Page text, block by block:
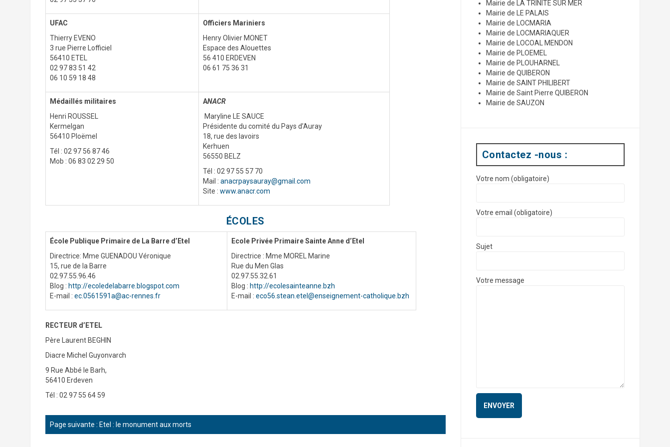
UFAC
Thierry EVENO
3 rue Pierre Lofficiel
56410 ETEL
02 97 83 51 42
06 10 59 18 48
Officiers Mariniers
Henry Olivier MONET
Espace des Alouettes
56 410 ERDEVEN
06 61 75 36 31
Médaillés militaires
Henri ROUSSEL
Kermelgan
56410 Ploëmel
Tél : 02 97 56 87 46
Mob : 06 83 02 29 50
ANACR
Maryline LE SAUCE
Présidente du comité du Pays d’Auray
18, rue des lavoirs
Kerhuen
56550 BELZ
Tél : 02 97 55 57 70
Mail : anacrpaysauray@gmail.com
Site : www.anacr.com
ÉCOLES
École Publique Primaire de La Barre d’Etel
Directrice: Mme GUENADOU Véronique
15, rue de la Barre
02.97.55.96.46
Blog : http://ecoledelabarre.blogspot.com
E-mail : ec.0561591a@ac-rennes.fr
Ecole Privée Primaire Sainte Anne d’Etel
Directrice : Mme MOREL Marine
Rue du Men Glas
02.97.55.32.61
Blog : http://ecolesainteanne.bzh
E-mail : eco56.stean.etel@enseignement-catholique.bzh
RECTEUR d’ETEL
Père Laurent BEGHIN
Diacre Michel Guyonvarch
9 Rue Abbé le Barh,
56410 Erdeven
Tél : 02 97 55 64 59
Page suivante : Etel : le monument aux morts
Mairie de LA TRINITE SUR MER
Mairie de LE PALAIS
Mairie de LOCMARIA
Mairie de LOCMARIAQUER
Mairie de LOCOAL MENDON
Mairie de PLOEMEL
Mairie de PLOUHARNEL
Mairie de QUIBERON
Mairie de SAINT PHILIBERT
Mairie de Saint Pierre QUIBERON
Mairie de SAUZON
Contactez -nous :
Votre nom (obligatoire)
Votre email (obligatoire)
Sujet
Votre message